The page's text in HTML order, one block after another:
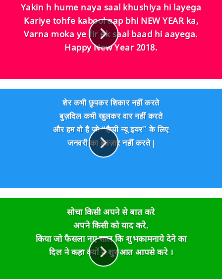
Yakin h hume naya saal khushiya hi layega
Kariye tohfe kabool aap bhi NEW YEAR ka,
Varna moka ye fir ek saal baad hi aayega.
Happy New Year 2018.
शेर कभी छुपकर शिकार नहीं करते
बुज़दिल कभी खुलकर वार नहीं करते
और हम वो है जो “हैप्पी न्यू इयर” के लिए
जनवरी का इंतज़ार नहीं करते |
सोचा किसी अपने से बात करे
अपने किसी को याद करे.
किया जो फैसला नए साल कि शुभकामनाये देने का
दिल ने कहा क्यों न शुरुआत आपसे करे ।